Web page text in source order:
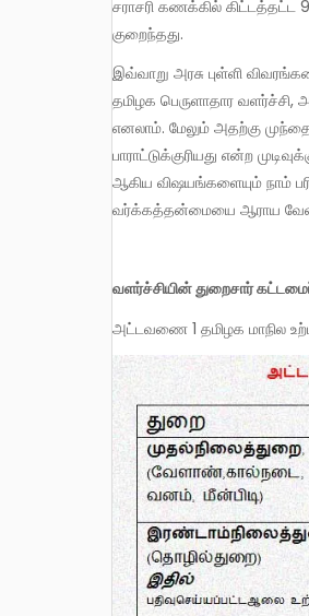
சராசரி கணக்கில் கிட்டத்தட்ட
குறைந்தது.
இவ்வாறு அரசு புள்ளி விவரங்களை வைத்துப் பார்த்தால், தாராளமய காலத்தில் – அதாவது, கடந்த இருபத்தைந்து ஆண்டுகளில் –
தமிழக பெருளாதார
எனலாம். மேலும் அதற்கு
பாராட்டுக்குரியது என்ற
ஆகிய விஷயங்களையும் நாம்
வர்க்கத்தன்மையை ஆராய
வளர்ச்சியின் துறைசார்
அட்டவணை 1 தமிழக மாநில